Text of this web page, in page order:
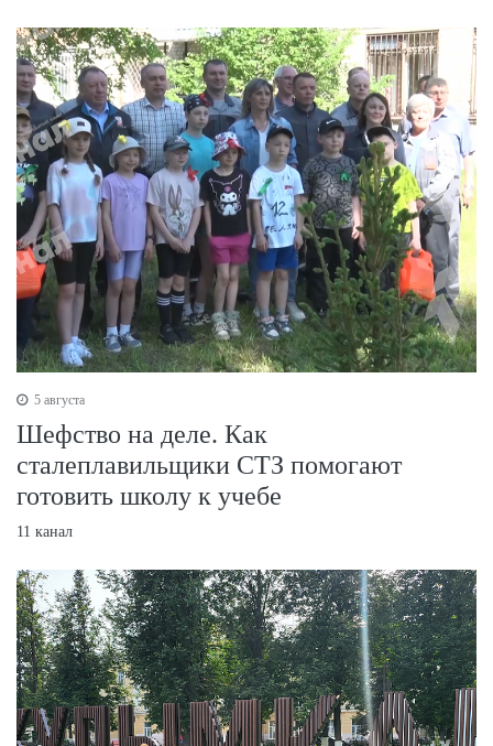
5 августа
Шефство на деле. Как
сталеплавильщики СТЗ помогают
готовить школу к учебе
11 канал